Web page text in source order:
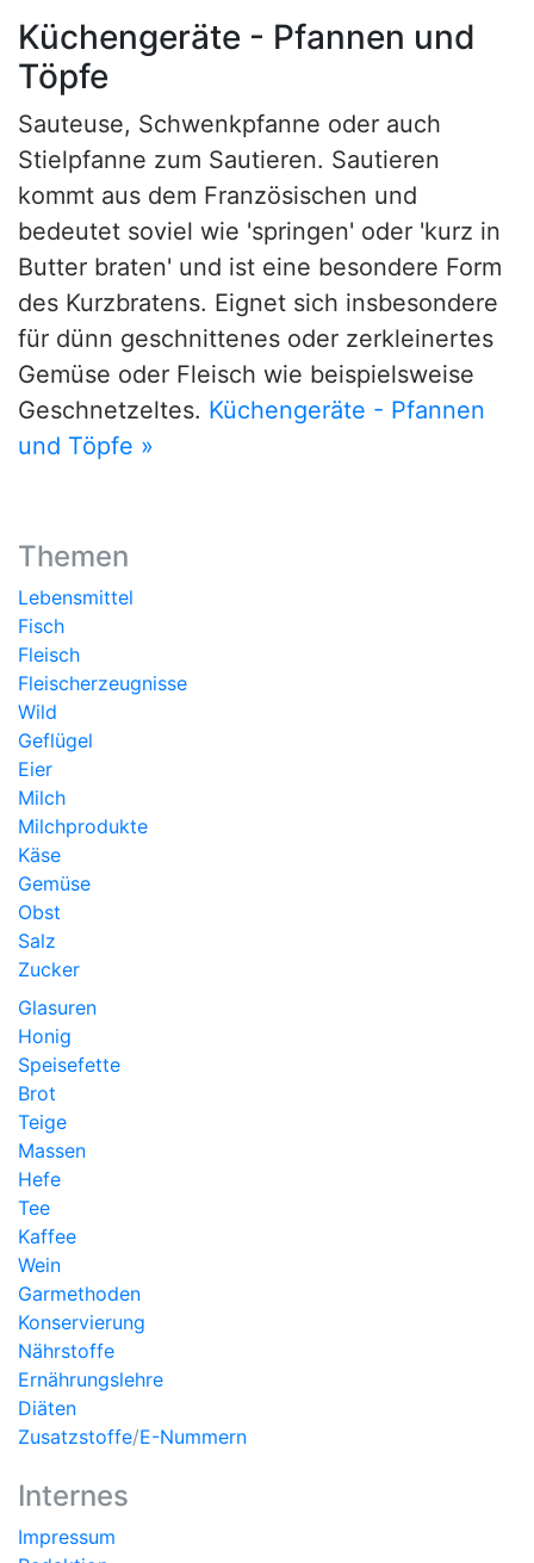
Küchengeräte - Pfannen und
Töpfe
Sauteuse, Schwenkpfanne oder auch
Stielpfanne zum Sautieren. Sautieren
kommt aus dem Französischen und
bedeutet soviel wie 'springen' oder 'kurz in
Butter braten' und ist eine besondere Form
des Kurzbratens. Eignet sich insbesondere
für dünn geschnittenes oder zerkleinertes
Gemüse oder Fleisch wie beispielsweise
Geschnetzeltes. Küchengeräte - Pfannen
und Töpfe »
Themen
Lebensmittel
Fisch
Fleisch
Fleischerzeugnisse
Wild
Geflügel
Eier
Milch
Milchprodukte
Käse
Gemüse
Obst
Salz
Zucker
Glasuren
Honig
Speisefette
Brot
Teige
Massen
Hefe
Tee
Kaffee
Wein
Garmethoden
Konservierung
Nährstoffe
Ernährungslehre
Diäten
Zusatzstoffe/E-Nummern
Internes
Impressum